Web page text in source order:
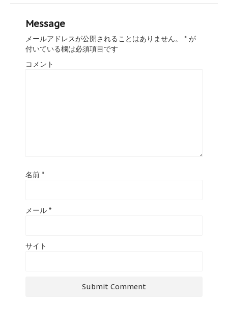
Message
メールアドレスが公開されることはありません。 * が
付いている欄は必須項目です
コメント
名前 *
メール *
サイト